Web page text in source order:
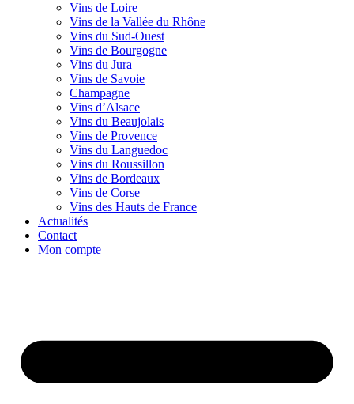
Vins de Loire
Vins de la Vallée du Rhône
Vins du Sud-Ouest
Vins de Bourgogne
Vins du Jura
Vins de Savoie
Champagne
Vins d’Alsace
Vins du Beaujolais
Vins de Provence
Vins du Languedoc
Vins du Roussillon
Vins de Bordeaux
Vins de Corse
Vins des Hauts de France
Actualités
Contact
Mon compte